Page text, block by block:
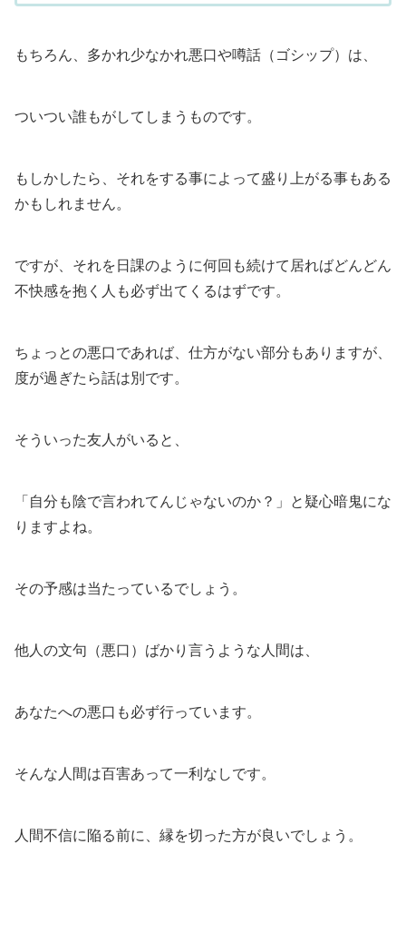
もちろん、多かれ少なかれ悪口や噂話（ゴシップ）は、
ついつい誰もがしてしまうものです。
もしかしたら、それをする事によって盛り上がる事もある
かもしれません。
ですが、それを日課のように何回も続けて居ればどんどん
不快感を抱く人も必ず出てくるはずです。
ちょっとの悪口であれば、仕方がない部分もありますが、
度が過ぎたら話は別です。
そういった友人がいると、
「自分も陰で言われてんじゃないのか？」と疑心暗鬼にな
りますよね。
その予感は当たっているでしょう。
他人の文句（悪口）ばかり言うような人間は、
あなたへの悪口も必ず行っています。
そんな人間は百害あって一利なしです。
人間不信に陥る前に、縁を切った方が良いでしょう。